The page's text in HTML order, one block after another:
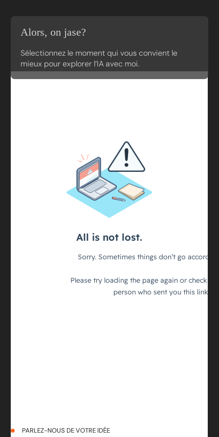
Alors, on jase?
Sélectionnez le moment qui vous convient le
mieux pour explorer l’IA avec moi.
PARLEZ-NOUS DE VOTRE IDÉE